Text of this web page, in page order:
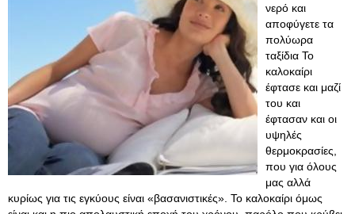
νερό και
αποφύγετε τα
πολύωρα
ταξίδια Το
καλοκαίρι
έφτασε και μαζί
του και
έφτασαν και οι
υψηλές
θερμοκρασίες,
που για όλους
μας αλλά
κυρίως για τις εγκύους είναι «βασανιστικές». Το καλοκαίρι όμως